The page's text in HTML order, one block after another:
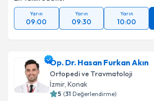
Yarın
09:00
Yarın
09:30
Yarın
10:00
Op. Dr. Hasan Furkan Akın
Ortopedi ve Travmatoloji
İzmir, Konak
5 (31 Değerlendirme)